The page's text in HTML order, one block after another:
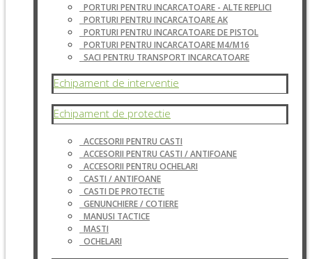
PORTURI PENTRU INCARCATOARE - ALTE REPLICI
PORTURI PENTRU INCARCATOARE AK
PORTURI PENTRU INCARCATOARE DE PISTOL
PORTURI PENTRU INCARCATOARE M4/M16
SACI PENTRU TRANSPORT INCARCATOARE
Echipament de interventie
Echipament de protectie
ACCESORII PENTRU CASTI
ACCESORII PENTRU CASTI / ANTIFOANE
ACCESORII PENTRU OCHELARI
CASTI / ANTIFOANE
CASTI DE PROTECTIE
GENUNCHIERE / COTIERE
MANUSI TACTICE
MASTI
OCHELARI